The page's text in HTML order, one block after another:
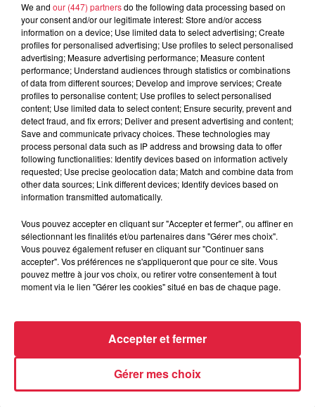
• faire découvrir et valoriser tous ces Molshémiens
talentueux, en exposant leurs oeuvres le temps d’un week-
end
• permettre rencontre, échange et partage entre tous les
Molshémiens, toutes générations confondues
1. Vous avez un talent créatif, une passion artistique
manuelle pour : • la peinture • la sculpture • la broderie • le
travail des matières • la photo • l’art floral • l’écriture…
2. Vous collectionnez des objets venant de divers
horizons…
Alors, venez exposer à la première édition de l’exposition
Seules conditions à respecter :
• être Molshémien ou avoir un parent proche résidant à
Molsheim
• être accompagné par un représentant légal pour les
exposants mineurs
NB : Cette première édition ne concerne pas les talents
Mairie de Molsheim 17 place de l’Hôtel de Ville 67129
We and our (447) partnersdo the following data processing based on
your consent and/or our legitimate interest: Store and/or access
information on a device; Use limited data to select advertising; Create
profiles for personalised advertising; Use profiles to select personalised
advertising; Measure advertising performance; Measure content
performance; Understand audiences through statistics or combinations
of data from different sources; Develop and improve services; Create
profiles to personalise content; Use profiles to select personalised
content; Use limited data to select content; Ensure security, prevent and
detect fraud, and fix errors; Deliver and present advertising and content;
Save and communicate privacy choices. These technologies may
process personal data such as IP address and browsing data to offer
following functionalities: Identify devices based on information actively
requested; Use precise geolocation data; Match and combine data from
other data sources; Link different devices; Identify devices based on
information transmitted automatically.
Vous pouvez accepter en cliquant sur "Accepter et fermer", ou affiner en
sélectionnant les finalités et/ou partenaires dans "Gérer mes choix".
Vous pouvez également refuser en cliquant sur "Continuer sans
accepter". Vos préférences ne s'appliqueront que pour ce site. Vous
pouvez mettre à jour vos choix, ou retirer votre consentement à tout
moment via le lien "Gérer les cookies" situé en bas de chaque page.
Gérer mes choix
Accepter et fermer